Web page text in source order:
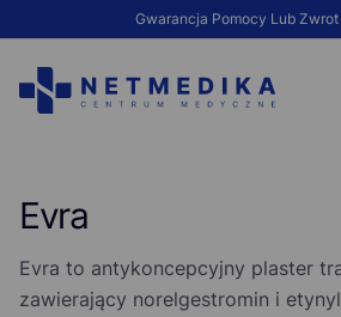
Gwarancja Pomocy Lub
Evra
Evra to antykoncepcyjny plaster
zawierający norelgestromin i